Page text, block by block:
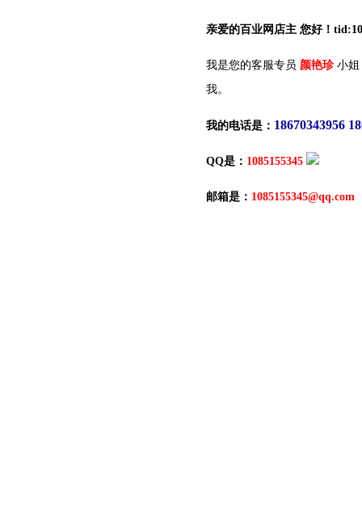
亲爱的百业网店主 您好！
我是您的客服专员 颜艳珍小姐
我。
我的电话是： 18670343956
QQ是： 1085155345
邮箱是： 1085155345@qq.com